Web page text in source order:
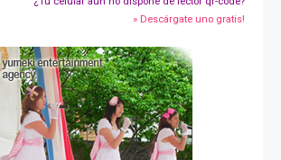
» Descárgate uno gratis!